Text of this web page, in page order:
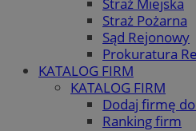
Straż Pożarna
Sąd Rejonowy
Prokuratura
KATALOG FIRM
KATALOG FIRM
Dodaj firmę
Ranking firm